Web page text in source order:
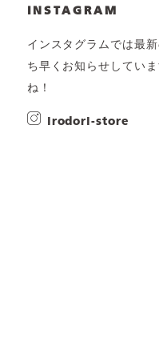
INSTAGRAM
インスタグラムでは最
ち早くお知らせしてい
ね！
irodori-store